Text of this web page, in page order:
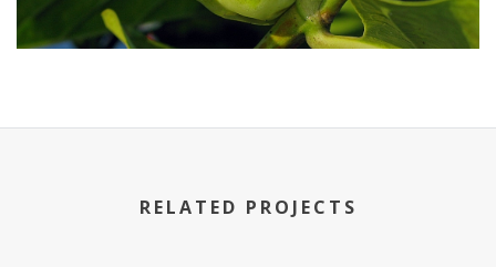
RELATED PROJECTS